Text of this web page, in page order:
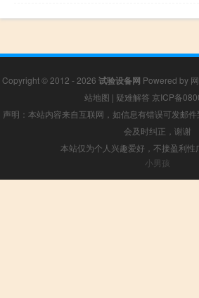
Copyright © 2012 - 2026 试验设备网 Powered by
站地图 | 疑难解答 京ICP备
声明：本站内容来自互联网，如信息有错误可发邮
会及时纠正，谢谢
本站仅为个人兴趣爱好，不接盈利性
小男孩